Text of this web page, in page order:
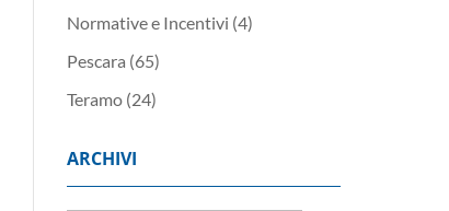
Normative e Incentivi (4)
Pescara (65)
Teramo(24)
ARCHIVI